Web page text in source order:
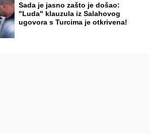
Sada je jasno zašto je došao:
"Luda" klauzula iz Salahovog
ugovora s Turcima je otkrivena!